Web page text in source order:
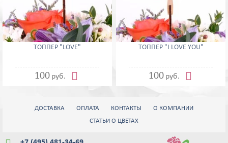
ТОППЕР "LOVE"
100 руб. 
ТОППЕР "I LOVE YOU"
100 руб. 
ДОСТАВКА ОПЛАТА КОНТАКТЫ
О КОМПАНИИ
СТАТЬИ О ЦВЕТАХ